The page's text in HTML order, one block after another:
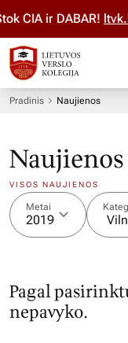
ČIA ir DABAR!
Pradinis Naujienos
Naujienos
VISOS NAUJIENOS
Metai
2019
Pagal
nepavyko.